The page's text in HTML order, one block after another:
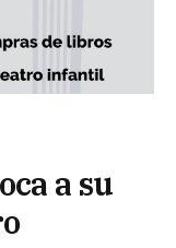
a su